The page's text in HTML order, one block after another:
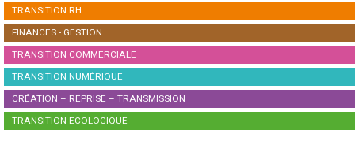
TRANSITION RH
FINANCES - GESTION
TRANSITION COMMERCIALE
TRANSITION NUMÉRIQUE
CRÉATION – REPRISE – TRANSMISSION
TRANSITION ECOLOGIQUE